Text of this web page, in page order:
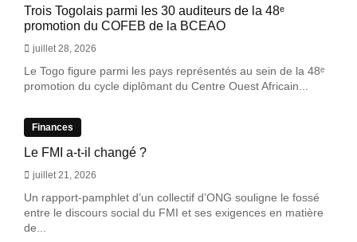
Trois Togolais parmi les 30 auditeurs de la 48ᵉ
promotion du COFEB de la BCEAO
juillet 28, 2026
Le Togo figure parmi les pays représentés au sein de la 48ᵉ
promotion du cycle diplômant du Centre Ouest Africain...
Finances
Le FMI a-t-il changé ?
juillet 21, 2026
Un rapport-pamphlet d’un collectif d’ONG souligne le fossé
entre le discours social du FMI et ses exigences en matière
de...